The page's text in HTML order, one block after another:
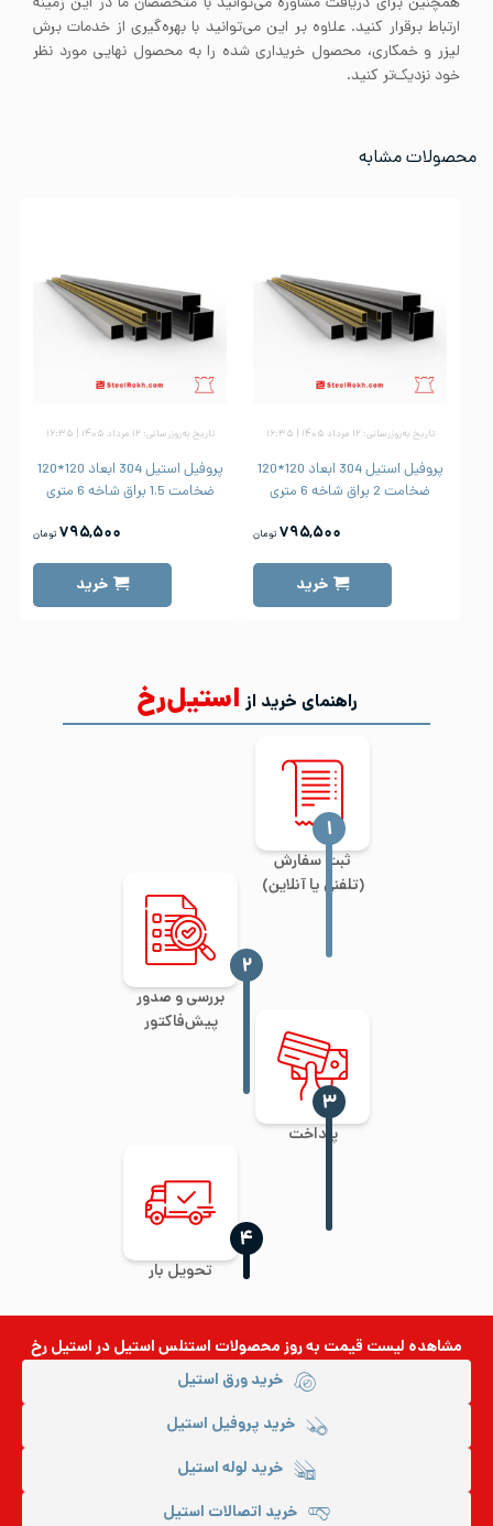
ارتباط برقرار کنید. علاوه بر این می‌توانید با بهره‌گیری از خدمات برش
لیزر و خمکاری، محصول خریداری شده را به محصول نهایی مورد نظر
خود نزدیک‌تر کنید.
محصولات مشابه
تاریخ به‌روزرسانی: ۱۲ مرداد ۱۴۰۵ | ۱۶:۳۵
پروفیل استیل 304 ابعاد 120*120
ضخامت 2 براق شاخه 6 متری
۷۹۵,۵۰۰ تومان
خرید
تاریخ به‌روزرسانی: ۱۲ مرداد ۱۴۰۵ | ۱۶:۳۵
پروفیل استیل 304 ابعاد 120*120
ضخامت 1.5 براق شاخه 6 متری
۷۹۵,۵۰۰ تومان
خرید
راهنمای خرید از استیل‌رخ
ثبت سفارش
(تلفنی یا آنلاین)
‍۱
بررسی و صدور
پیش‌فاکتور
‍۲
پرداخت
‍۳
تحویل بار
‍۴
مشاهده لیست قیمت به روزمحصولات استنلس استیلدر استیل رخ
خرید ورق استیل
خرید پروفیل استیل
خرید لوله استیل
خرید اتصالات استیل